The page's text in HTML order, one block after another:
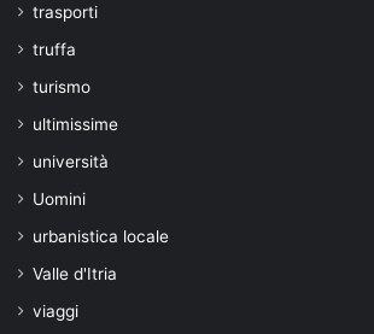
trasporti
truffa
turismo
ultimissime
università
Uomini
urbanistica locale
Valle d'Itria
viaggi